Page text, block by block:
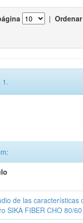
|
1.
de las
SIKA FIBER CHO 80/